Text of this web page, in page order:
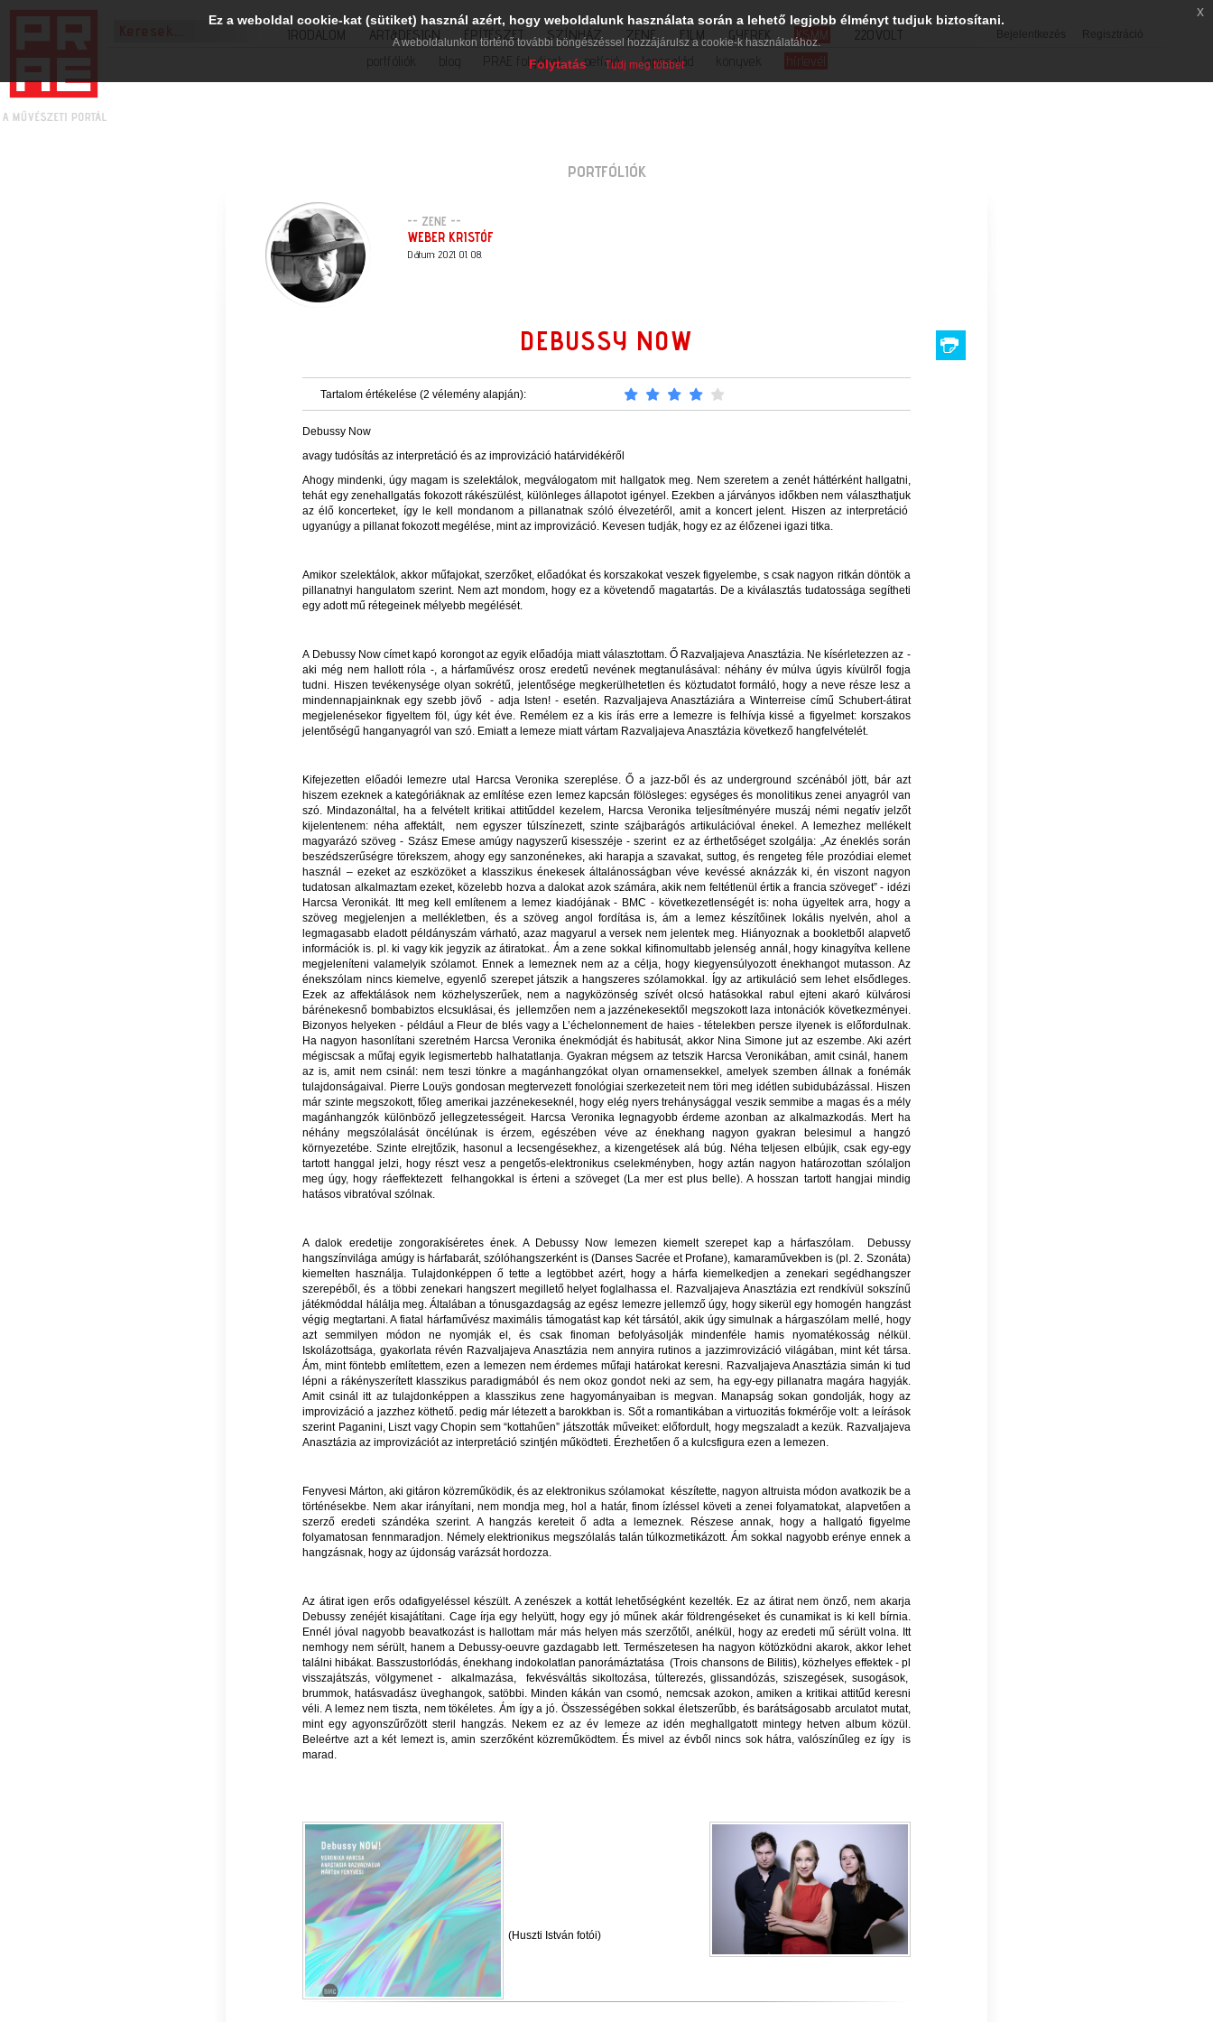
Bejelentkezés Regisztráció
IRODALOM ART&DESIGN ÉPÍTÉSZET SZÍNHÁZ ZENE FILM GYEREK KSMM
220VOLT
portfóliók
PRAE folyóirat petíció lapcsalád könyvek hírlevél
PORTFÓLIÓK
-- ZENE --
WEBER KRISTÓF
Dátum: 2021. 01. 08.
DEBUSSY NOW
Tartalom értékelése (2 vélemény alapján):
Debussy Now
avagy tudósítás az interpretáció és az improvizáció határvidékéről
Ahogy mindenki, úgy magam is szelektálok, megválogatom mit hallgatok meg. Nem szeretem a zenét háttérként hallgatni,
tehát egy zenehallgatás fokozott rákészülést, különleges állapotot igényel. Ezekben a járványos időkben nem választhatjuk
az élő koncerteket, így le kell mondanom a pillanatnak szóló élvezetéről, amit a koncert jelent. Hiszen az interpretáció
ugyanúgy a pillanat fokozott megélése, mint az improvizáció. Kevesen tudják, hogy ez az élőzenei igazi titka.
Amikor szelektálok, akkor műfajokat, szerzőket, előadókat és korszakokat veszek figyelembe, s csak nagyon ritkán döntök a
pillanatnyi hangulatom szerint. Nem azt mondom, hogy ez a követendő magatartás. De a kiválasztás tudatossága segítheti
egy adott mű rétegeinek mélyebb megélését.
A Debussy Now címet kapó korongot az egyik előadója miatt választottam. Ő Razvaljajeva Anasztázia. Ne kísérletezzen az -
aki még nem hallott róla -, a hárfaművész orosz eredetű nevének megtanulásával: néhány év múlva úgyis kívülről fogja
tudni. Hiszen tevékenysége olyan sokrétű, jelentősége megkerülhetetlen és köztudatot formáló, hogy a neve része lesz a
mindennapjainknak egy szebb jövő - adja Isten! - esetén. Razvaljajeva Anasztáziára a Winterreise című Schubert-átirat
megjelenésekor figyeltem föl, úgy két éve. Remélem ez a kis írás erre a lemezre is felhívja kissé a figyelmet: korszakos
jelentőségű hanganyagról van szó. Emiatt a lemeze miatt vártam Razvaljajeva Anasztázia következő hangfelvételét.
Kifejezetten előadói lemezre utal Harcsa Veronika szereplése. Ő a jazz-ből és az underground szcénából jött, bár azt
hiszem ezeknek a kategóriáknak az említése ezen lemez kapcsán fölösleges: egységes és monolitikus zenei anyagról van
szó. Mindazonáltal, ha a felvételt kritikai attitűddel kezelem, Harcsa Veronika teljesítményére muszáj némi negatív jelzőt
kijelentenem: néha affektált, nem egyszer túlszínezett, szinte szájbarágós artikulációval énekel. A lemezhez mellékelt
magyarázó szöveg - Szász Emese amúgy nagyszerű kisesszéje - szerint ez az érthetőséget szolgálja: „Az éneklés során
beszédszerűségre törekszem, ahogy egy sanzonénekes, aki harapja a szavakat, suttog, és rengeteg féle prozódiai elemet
használ – ezeket az eszközöket a klasszikus énekesek általánosságban véve kevéssé aknázzák ki, én viszont nagyon
tudatosan alkalmaztam ezeket, közelebb hozva a dalokat azok számára, akik nem feltétlenül értik a francia szöveget” - idézi
Harcsa Veronikát. Itt meg kell említenem a lemez kiadójának - BMC - következetlenségét is: noha ügyeltek arra, hogy a
szöveg megjelenjen a mellékletben, és a szöveg angol fordítása is, ám a lemez készítőinek lokális nyelvén, ahol a
legmagasabb eladott példányszám várható, azaz magyarul a versek nem jelentek meg. Hiányoznak a bookletből alapvető
információk is. pl. ki vagy kik jegyzik az átiratokat.. Ám a zene sokkal kifinomultabb jelenség annál, hogy kinagyítva kellene
megjeleníteni valamelyik szólamot. Ennek a lemeznek nem az a célja, hogy kiegyensúlyozott énekhangot mutasson. Az
énekszólam nincs kiemelve, egyenlő szerepet játszik a hangszeres szólamokkal. Így az artikuláció sem lehet elsődleges.
Ezek az affektálások nem közhelyszerűek, nem a nagyközönség szívét olcsó hatásokkal rabul ejteni akaró külvárosi
bárénekesnő bombabiztos elcsuklásai, és jellemzően nem a jazzénekesektől megszokott laza intonációk következményei.
Bizonyos helyeken - például a Fleur de blés vagy a L’échelonnement de haies - tételekben persze ilyenek is előfordulnak.
Ha nagyon hasonlítani szeretném Harcsa Veronika énekmódját és habitusát, akkor Nina Simone jut az eszembe. Aki azért
mégiscsak a műfaj egyik legismertebb halhatatlanja. Gyakran mégsem az tetszik Harcsa Veronikában, amit csinál, hanem
az is, amit nem csinál: nem teszi tönkre a magánhangzókat olyan ornamensekkel, amelyek szemben állnak a fonémák
tulajdonságaival. Pierre Louÿs gondosan megtervezett fonológiai szerkezeteit nem töri meg idétlen subidubázással. Hiszen
már szinte megszokott, főleg amerikai jazzénekeseknél, hogy elég nyers trehánysággal veszik semmibe a magas és a mély
magánhangzók különböző jellegzetességeit. Harcsa Veronika legnagyobb érdeme azonban az alkalmazkodás. Mert ha
néhány megszólalását öncélúnak is érzem, egészében véve az énekhang nagyon gyakran belesimul a hangzó
környezetébe. Szinte elrejtőzik, hasonul a lecsengésekhez, a kizengetések alá búg. Néha teljesen elbújik, csak egy-egy
tartott hanggal jelzi, hogy részt vesz a pengetős-elektronikus cselekményben, hogy aztán nagyon határozottan szólaljon
meg úgy, hogy ráeffektezett felhangokkal is érteni a szöveget (La mer est plus belle). A hosszan tartott hangjai mindig
hatásos vibratóval szólnak.
A dalok eredetije zongorakíséretes ének. A Debussy Now lemezen kiemelt szerepet kap a hárfaszólam. Debussy
hangszínvilága amúgy is hárfabarát, szólóhangszerként is (Danses Sacrée et Profane), kamaraművekben is (pl. 2. Szonáta)
kiemelten használja. Tulajdonképpen ő tette a legtöbbet azért, hogy a hárfa kiemelkedjen a zenekari segédhangszer
szerepéből, és a többi zenekari hangszert megillető helyet foglalhassa el. Razvaljajeva Anasztázia ezt rendkívül sokszínű
játékmóddal hálálja meg. Általában a tónusgazdagság az egész lemezre jellemző úgy, hogy sikerül egy homogén hangzást
végig megtartani. A fiatal hárfaművész maximális támogatást kap két társától, akik úgy simulnak a hárgaszólam mellé, hogy
azt semmilyen módon ne nyomják el, és csak finoman befolyásolják mindenféle hamis nyomatékosság nélkül.
Iskolázottsága, gyakorlata révén Razvaljajeva Anasztázia nem annyira rutinos a jazzimrovizáció világában, mint két társa.
Ám, mint föntebb említettem, ezen a lemezen nem érdemes műfaji határokat keresni. Razvaljajeva Anasztázia simán ki tud
lépni a rákényszerített klasszikus paradigmából és nem okoz gondot neki az sem, ha egy-egy pillanatra magára hagyják.
Amit csinál itt az tulajdonképpen a klasszikus zene hagyományaiban is megvan. Manapság sokan gondolják, hogy az
improvizáció a jazzhez köthető. pedig már létezett a barokkban is. Sőt a romantikában a virtuozitás fokmérője volt: a leírások
szerint Paganini, Liszt vagy Chopin sem “kottahűen” játszották műveiket: előfordult, hogy megszaladt a kezük. Razvaljajeva
Anasztázia az improvizációt az interpretáció szintjén működteti. Érezhetően ő a kulcsfigura ezen a lemezen.
Fenyvesi Márton, aki gitáron közreműködik, és az elektronikus szólamokat készítette, nagyon altruista módon avatkozik be a
történésekbe. Nem akar irányítani, nem mondja meg, hol a határ, finom ízléssel követi a zenei folyamatokat, alapvetően a
szerző eredeti szándéka szerint. A hangzás kereteit ő adta a lemeznek. Részese annak, hogy a hallgató figyelme
folyamatosan fennmaradjon. Némely elektrionikus megszólalás talán túlkozmetikázott. Ám sokkal nagyobb erénye ennek a
hangzásnak, hogy az újdonság varázsát hordozza.
Az átirat igen erős odafigyeléssel készült. A zenészek a kottát lehetőségként kezelték. Ez az átirat nem önző, nem akarja
Debussy zenéjét kisajátítani. Cage írja egy helyütt, hogy egy jó műnek akár földrengéseket és cunamikat is ki kell bírnia.
Ennél jóval nagyobb beavatkozást is hallottam már más helyen más szerzőtől, anélkül, hogy az eredeti mű sérült volna. Itt
nemhogy nem sérült, hanem a Debussy-oeuvre gazdagabb lett. Természetesen ha nagyon kötözködni akarok, akkor lehet
találni hibákat. Basszustorlódás, énekhang indokolatlan panorámáztatása (Trois chansons de Bilitis), közhelyes effektek - pl
visszajátszás, völgymenet - alkalmazása, fekvésváltás sikoltozása, túlterezés, glissandózás, sziszegések, susogások,
brummok, hatásvadász üveghangok, satöbbi. Minden kákán van csomó, nemcsak azokon, amiken a kritikai attitűd keresni
véli. A lemez nem tiszta, nem tökéletes. Ám így a jó. Összességében sokkal életszerűbb, és barátságosabb arculatot mutat,
mint egy agyonszűrőzött steril hangzás. Nekem ez az év lemeze az idén meghallgatott mintegy hetven album közül.
Beleértve azt a két lemezt is, amin szerzőként közreműködtem. És mivel az évből nincs sok hátra, valószínűleg ez így is
marad.
(Huszti István fotói)
Ez a weboldal cookie-kat (sütiket) használ azért, hogy weboldalunk használata során a lehető legjobb élményt tudjuk biztosítani.
A weboldalunkon történő további böngészéssel hozzájárulsz a cookie-k használatához.
Folytatás Tudj meg többet
x